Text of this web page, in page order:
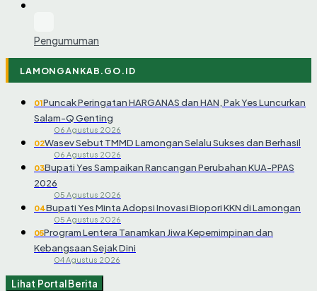
Pengumuman
LAMONGANKAB.GO.ID
01Puncak Peringatan HARGANAS dan HAN, Pak Yes Luncurkan
Salam-Q Genting
06 Agustus 2026
02Wasev Sebut TMMD Lamongan Selalu Sukses dan Berhasil
06 Agustus 2026
03Bupati Yes Sampaikan Rancangan Perubahan KUA-PPAS
2026
05 Agustus 2026
04Bupati Yes Minta Adopsi Inovasi Biopori KKN di Lamongan
05 Agustus 2026
05Program Lentera Tanamkan Jiwa Kepemimpinan dan
Kebangsaan Sejak Dini
04 Agustus 2026
Lihat Portal Berita